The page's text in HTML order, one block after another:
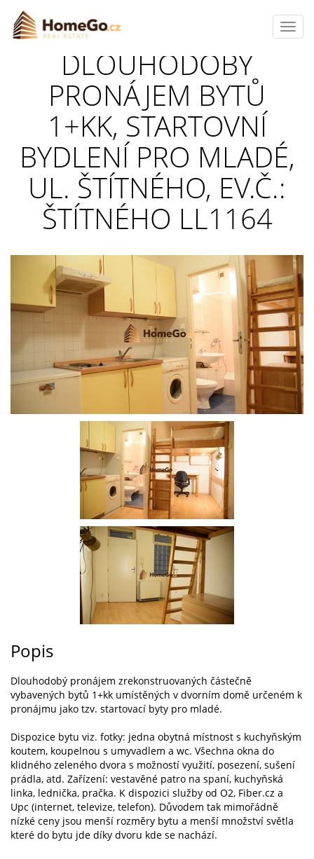
DLOUHODOBÝ
PRONÁJEM BYTŮ
1+KK, STARTOVNÍ
BYDLENÍ PRO MLADÉ,
UL. ŠTÍTNÉHO, EV.Č.:
ŠTÍTNÉHO LL1164
Popis
Dlouhodobý pronájem zrekonstruovaných částečně
vybavených bytů 1+kk umístěných v dvorním domě určeném k
pronájmu jako tzv. startovací byty pro mladé.
Dispozice bytu viz. fotky: jedna obytná místnost s kuchyňským
koutem, koupelnou s umyvadlem a wc. Všechna okna do
klidného zeleného dvora s možností využití, posezení, sušení
prádla, atd. Zařízení: vestavěné patro na spaní, kuchyňská
linka, lednička, pračka. K dispozici služby od O2, Fiber.cz a
Upc (internet, televize, telefon). Důvodem tak mimořádně
nízké ceny jsou menší rozměry bytu a menší množství světla
které do bytu jde díky dvoru kde se nachází.